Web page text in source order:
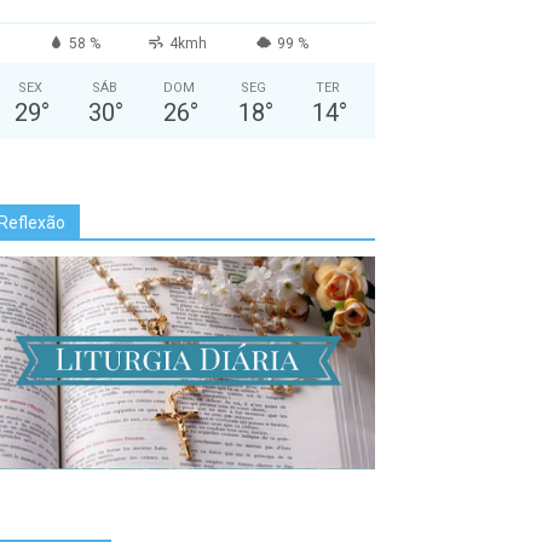
58 % 4kmh 99 %
SEX
29°
SÁB
30°
DOM
26°
SEG
18°
TER
14°